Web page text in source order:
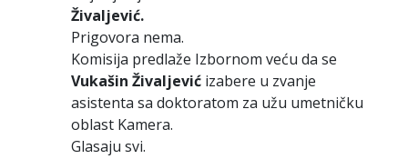
Živaljević.
Prigovora nema.
Komisija predlaže Izbornom veću da se
Vukašin Živaljević izabere u zvanje
asistenta sa doktoratom za užu umetničku
oblast Kamera.
Glasaju svi.